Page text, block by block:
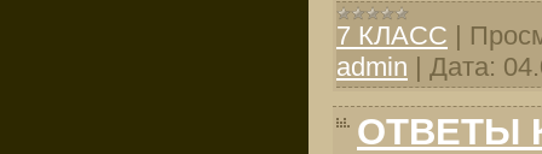
7 КЛАСС |
admin | Дата:
ОТВЕТЫ